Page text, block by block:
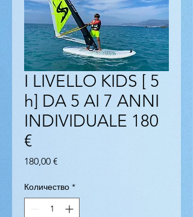
I LIVELLO KIDS [ 5
h] DA 5 AI 7 ANNI
INDIVIDUALE 180
€
180,00 €
Количество *